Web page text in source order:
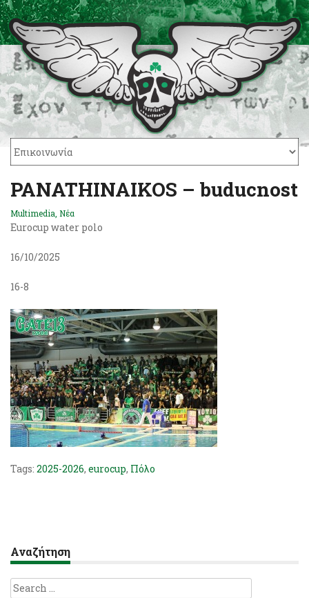
PANATHINAIKOS – buducnost
Multimedia Νέα
Eurocup water polo
16/10/2025
16-8
Tags: 2025-2026, eurocup, Πόλο
Αναζήτηση
Search